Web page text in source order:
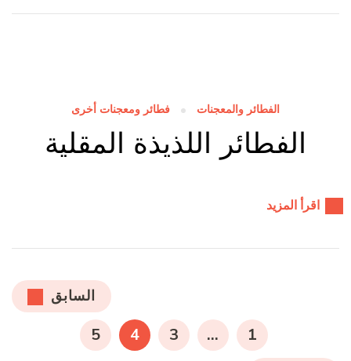
الفطائر والمعجنات فطائر ومعجنات أخرى
الفطائر اللذيذة المقلية
اقرأ المزيد
المقالات
السابق
صفحة
1
… صفحة
3 صفحة
4 صفحة
5